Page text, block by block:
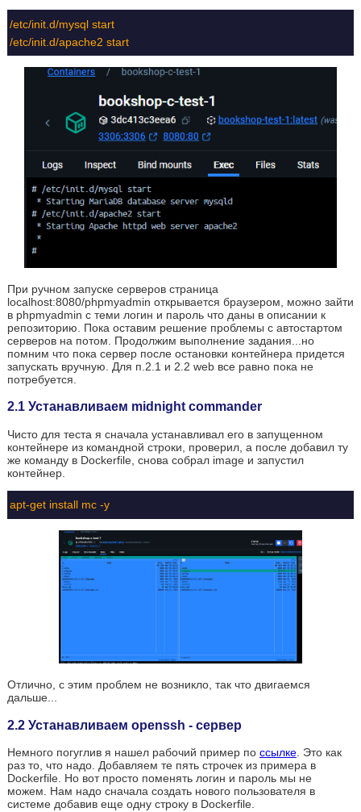
/etc/init.d/mysql start
/etc/init.d/apache2 start
При ручном запуске серверов страница
localhost:8080/phpmyadmin открывается браузером, можно зайти
в phpmyadmin с теми логин и пароль что даны в описании к
репозиторию. Пока оставим решение проблемы с автостартом
серверов на потом. Продолжим выполнение задания...но
помним что пока сервер после остановки контейнера придется
запускать вручную. Для п.2.1 и 2.2 web все равно пока не
потребуется.
2.1 Устанавливаем midnight commander
Чисто для теста я сначала устанавливал его в запущенном
контейнере из командной строки, проверил, а после добавил ту
же команду в Dockerfile, снова собрал image и запустил
контейнер.
apt-get install mc -y
Отлично, с этим проблем не возникло, так что двигаемся
дальше...
2.2 Устанавливаем openssh - сервер
Немного погуглив я нашел рабочий пример по ссылке. Это как
раз то, что надо. Добавляем те пять строчек из примера в
Dockerfile. Но вот просто поменять логин и пароль мы не
можем. Нам надо сначала создать нового пользователя в
системе добавив еще одну строку в Dockerfile.